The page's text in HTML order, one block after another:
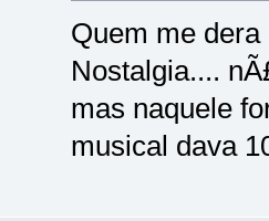
Quem me dera
Nostalgia....
mas naquele
musical dava